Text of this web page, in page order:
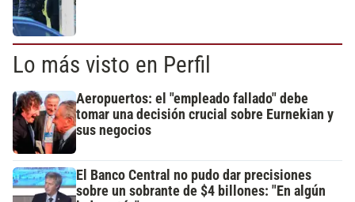
Lo más visto en Perfil
Aeropuertos: el "empleado fallado" debe
tomar una decisión crucial sobre Eurnekian y
sus negocios
El Banco Central no pudo dar precisiones
sobre un sobrante de $4 billones: "En algún